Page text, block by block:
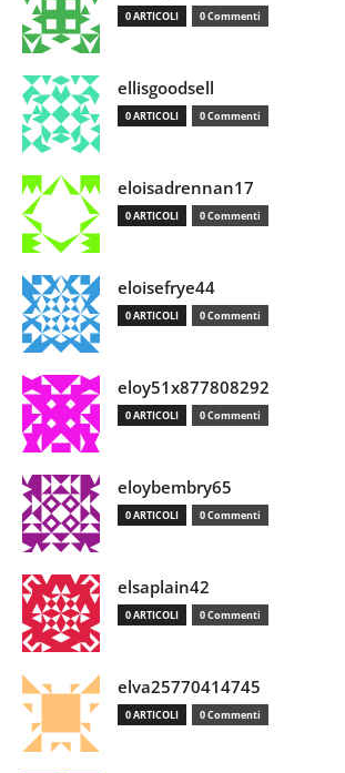
0 ARTICOLI 0 Commenti
ellisgoodsell
0 ARTICOLI 0 Commenti
eloisadrennan17
0 ARTICOLI 0 Commenti
eloisefrye44
0 ARTICOLI 0 Commenti
eloy51x877808292
0 ARTICOLI 0 Commenti
eloybembry65
0 ARTICOLI 0 Commenti
elsaplain42
0 ARTICOLI 0 Commenti
elva25770414745
0 ARTICOLI 0 Commenti